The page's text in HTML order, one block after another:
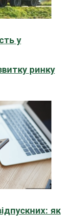
у
ринку
як